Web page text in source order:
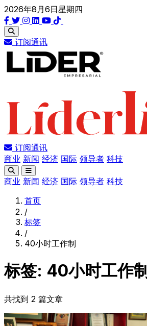
2026年8月6日星期四
订阅通讯
订阅通讯
商业 新闻 经济 国际 领导者 科技
商业 新闻 经济 国际 领导者 科技
首页
/
标签
/
40小时工作制
标签: 40小时工作制
共找到 2 篇文章